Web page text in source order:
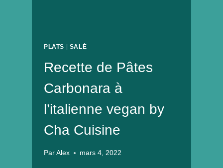
PLATS | SALÉ
Recette de Pâtes
Carbonara à
l’italienne vegan by
Cha Cuisine
Par Alex mars 4, 2022